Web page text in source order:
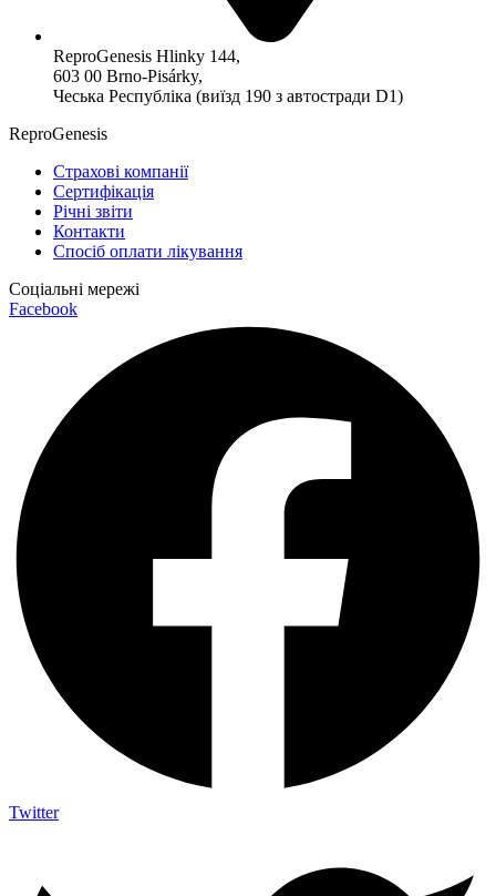
ReproGenesis Hlinky 144,
603 00 Brno-Pisárky,
Чеська Республіка (виїзд 190 з автостради D1)
ReproGenesis
Страхові компанії
Сертифікація
Річні звіти
Контакти
Спосіб оплати лікування
Соціальні мережі
Facebook
Twitter